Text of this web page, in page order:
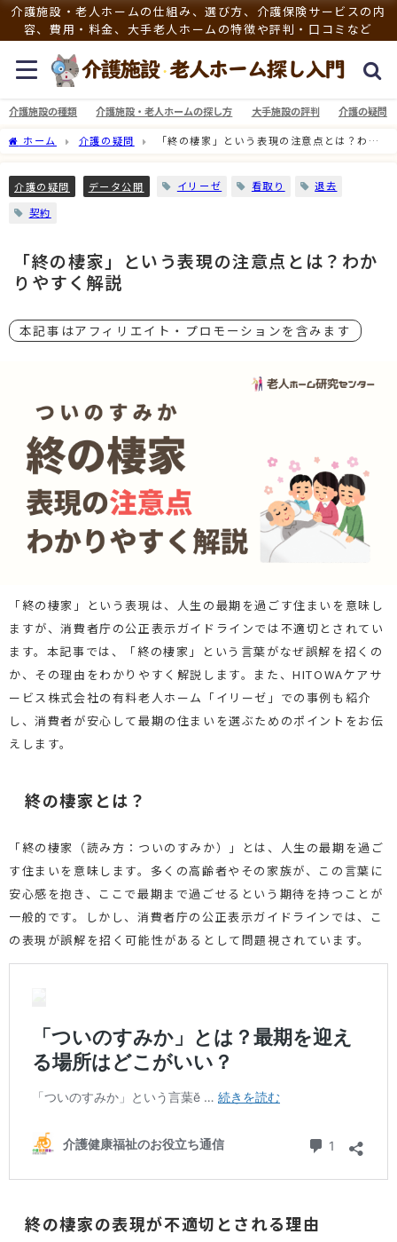
介護施設・老人ホームの仕組み、選び方、介護保険サービスの内
容、費用・料金、大手老人ホームの特徴や評判・口コミなど
介護施設の種類 介護施設・老人ホームの探し方 大手施設の評判 介護の疑問
ホーム 介護の疑問
「終の棲家」という表現の注意点とは？わか
介護の疑問 データ公開 イリーゼ 看取り
退去
契約
「終の棲家」という表現の注意点とは？わか
りやすく解説
本記事はアフィリエイト・プロモーションを含みます
「終の棲家」という表現は、人生の最期を過ごす住まいを意味し
ますが、消費者庁の公正表示ガイドラインでは不適切とされてい
ます。本記事では、「終の棲家」という言葉がなぜ誤解を招くの
か、その理由をわかりやすく解説します。また、HITOWAケアサ
ービス株式会社の有料老人ホーム「イリーゼ」での事例も紹介
し、消費者が安心して最期の住まいを選ぶためのポイントをお伝
えします。
終の棲家とは？
「終の棲家（読み方：ついのすみか）」とは、人生の最期を過ご
す住まいを意味します。多くの高齢者やその家族が、この言葉に
安心感を抱き、ここで最期まで過ごせるという期待を持つことが
一般的です。しかし、消費者庁の公正表示ガイドラインでは、こ
の表現が誤解を招く可能性があるとして問題視されています。
終の棲家の表現が不適切とされる理由